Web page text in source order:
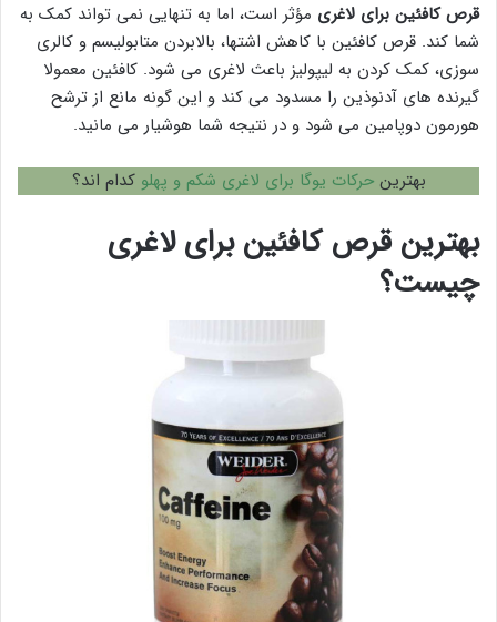
قرص کافئین برای لاغری مؤثر است، اما به تنهایی نمی تواند کمک به
شما کند. قرص کافئین با کاهش اشتها، بالابردن متابولیسم و کالری
سوزی، کمک کردن به لیپولیز باعث لاغری می شود. کافئین معمولا
گیرنده های آدنوذین را مسدود می کند و این گونه مانع از ترشح
هورمون دوپامین می شود و در نتیجه شما هوشیار می مانید.
بهترینحرکات یوگا برای لاغری شکم و پهلو کدام اند؟
بهترین قرص کافئین برای لاغری
چیست؟